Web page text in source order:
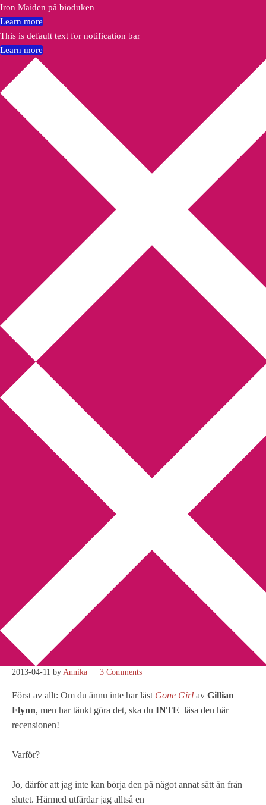
Annikas litteratur-
och kulturblogg
Deckare, kriminalromaner, thrillers
Hem Författarfemman
Webbshop Amazon
Bokbloggsjerka Bloggmaraton
Kriminalroman Min tv-blogg
You are here: Amerikansk litteratur
Recension: Gone
Girl av Gillian Flynn
Recension: Gone Girl av
Gillian Flynn
2013-04-11 by Annika 3 Comments
Först av allt: Om du ännu inte har läst Gone Girl av Gillian
Flynn, men har tänkt göra det, ska du INTE läsa den här
recensionen!
Varför?
Jo, därför att jag inte kan börja den på något annat sätt än från
slutet. Härmed utfärdar jag alltså en
Iron Maiden på bioduken
Learn more
This is default text for notification bar
Learn more